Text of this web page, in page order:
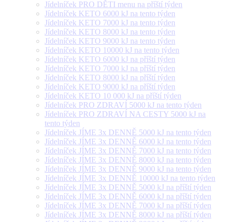
Jídelníček PRO DĚTI menu na příští týden
Jídelníček KETO 6000 kJ na tento týden
Jídelníček KETO 7000 kJ na tento týden
Jídelníček KETO 8000 kJ na tento týden
Jídelníček KETO 9000 kJ na tento týden
Jídelníček KETO 10000 kJ na tento týden
Jídelníček KETO 6000 kJ na příští týden
Jídelníček KETO 7000 kJ na příští týden
Jídelníček KETO 8000 kJ na příští týden
Jídelníček KETO 9000 kJ na příští týden
Jídelníček KETO 10 000 kJ na příští týden
Jídelníček PRO ZDRAVÍ 5000 kJ na tento týden
Jídelníček PRO ZDRAVÍ NA CESTY 5000 kJ na
tento týden
Jídelníček JÍME 3x DENNĚ 5000 kJ na tento týden
Jídelníček JÍME 3x DENNĚ 6000 kJ na tento týden
Jídelníček JÍME 3x DENNĚ 7000 kJ na tento týden
Jídelníček JÍME 3x DENNĚ 8000 kJ na tento týden
Jídelníček JÍME 3x DENNĚ 9000 kJ na tento týden
Jídelníček JÍME 3x DENNĚ 10000 kJ na tento týden
Jídelníček JÍME 3x DENNĚ 5000 kJ na příští týden
Jídelníček JÍME 3x DENNĚ 6000 kJ na příští týden
Jídelníček JÍME 3x DENNĚ 7000 kJ na příští týden
Jídelníček JÍME 3x DENNĚ 8000 kJ na příští týden